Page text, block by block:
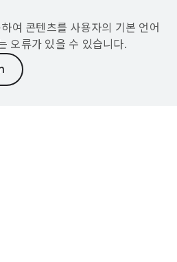
여 콘텐츠를 사용자의 기본 언어
오류가 있을 수 있습니다.